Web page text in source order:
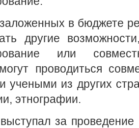
в бюджете
другие
или
проводиться
учеными из других
этнографии.
за